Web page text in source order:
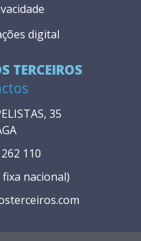
TERCEIROS
35
110
nacional)
digital